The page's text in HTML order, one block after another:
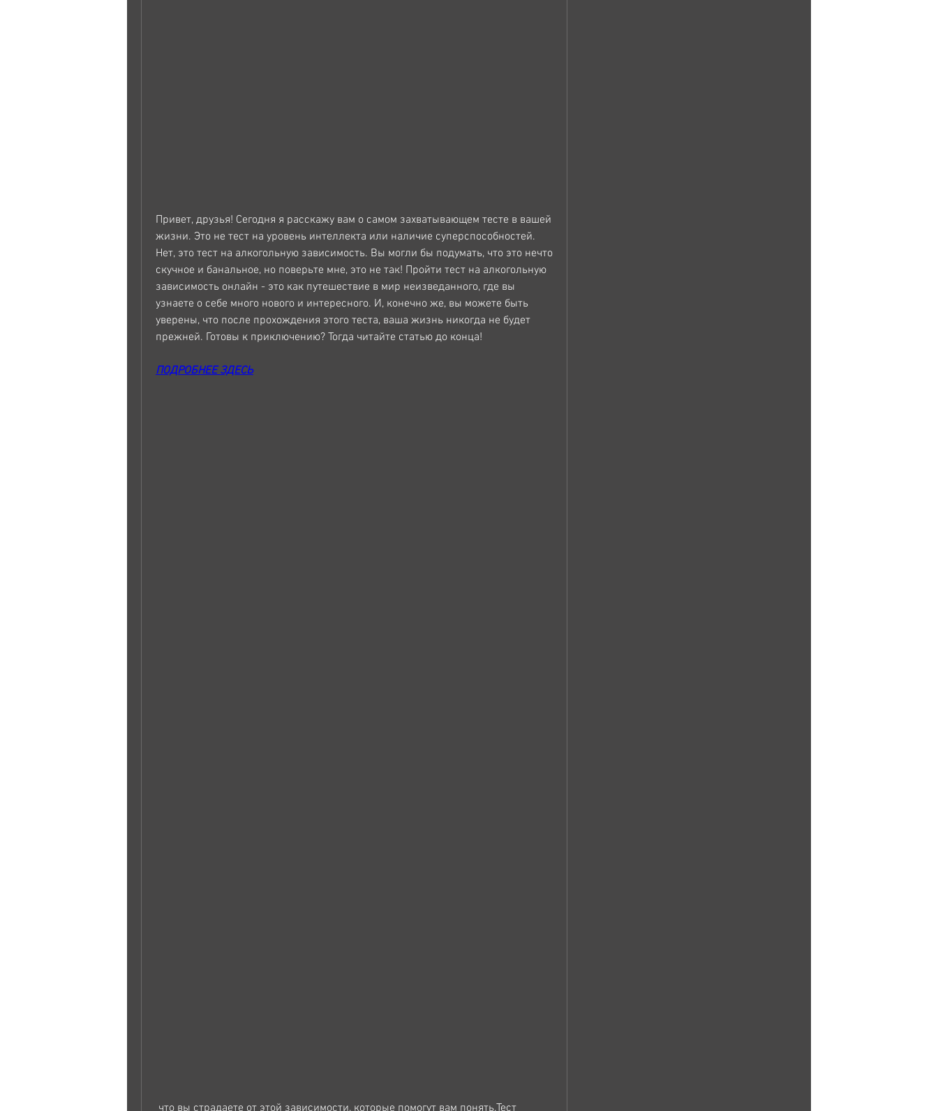
Привет, друзья! Сегодня я расскажу вам о самом захватывающем тесте в вашей
жизни. Это не тест на уровень интеллекта или наличие суперспособностей.
Нет, это тест на алкогольную зависимость. Вы могли бы подумать, что это нечто
скучное и банальное, но поверьте мне, это не так! Пройти тест на алкогольную
зависимость онлайн - это как путешествие в мир неизведанного, где вы
узнаете о себе много нового и интересного. И, конечно же, вы можете быть
уверены, что после прохождения этого теста, ваша жизнь никогда не будет
прежней. Готовы к приключению? Тогда читайте статью до конца!
ПОДРОБНЕЕ ЗДЕСЬ